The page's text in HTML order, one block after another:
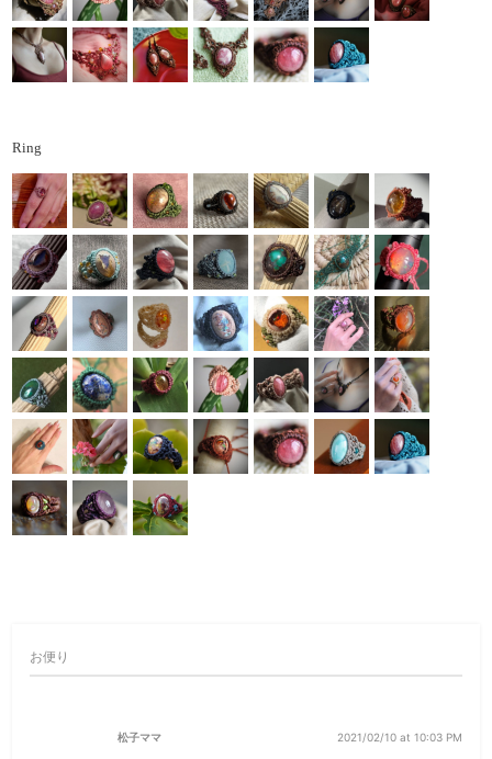
Ring
お便り
松子ママ 2021/02/10 at 10:03 PM